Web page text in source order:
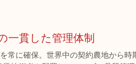
一貫した管理体制
常に確保。世界中の契約農地から時